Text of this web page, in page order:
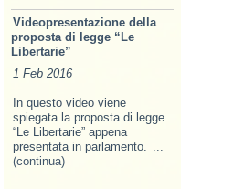
Videopresentazione della
proposta di legge “Le
Libertarie”
1 Feb 2016
In questo video viene
spiegata la proposta di legge
“Le Libertarie” appena
presentata in parlamento. ...
(continua)